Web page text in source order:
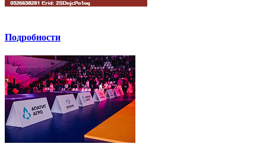
Подробности